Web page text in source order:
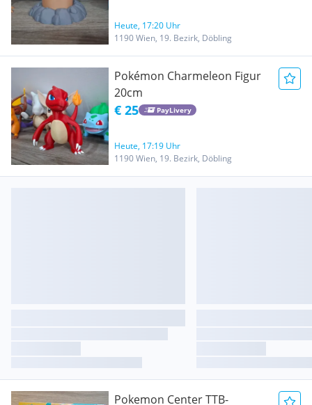
Heute, 17:20 Uhr
1190 Wien, 19. Bezirk, Döbling
Pokémon Charmeleon Figur
20cm
€ 25 PayLivery
Heute, 17:19 Uhr
1190 Wien, 19. Bezirk, Döbling
Pokemon Center TTB-